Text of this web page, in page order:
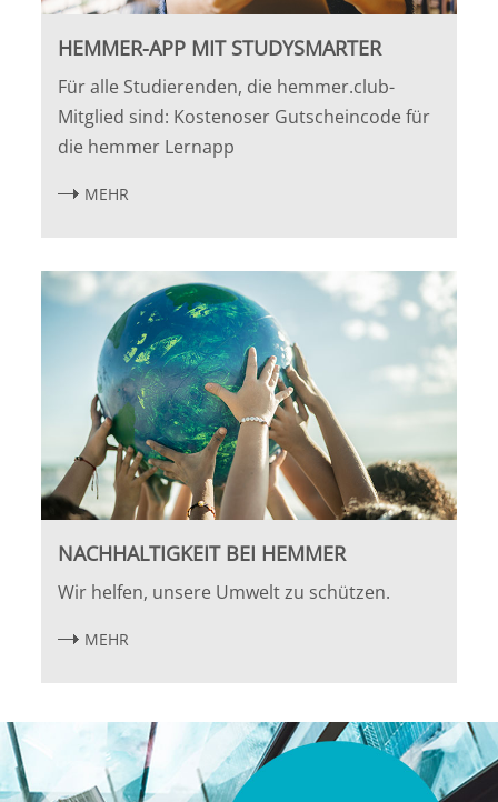
HEMMER-APP MIT STUDYSMARTER
Für alle Studierenden, die hemmer.club-
Mitglied sind: Kostenoser Gutscheincode für
die hemmer Lernapp
MEHR
NACHHALTIGKEIT BEI HEMMER
Wir helfen, unsere Umwelt zu schützen.
MEHR